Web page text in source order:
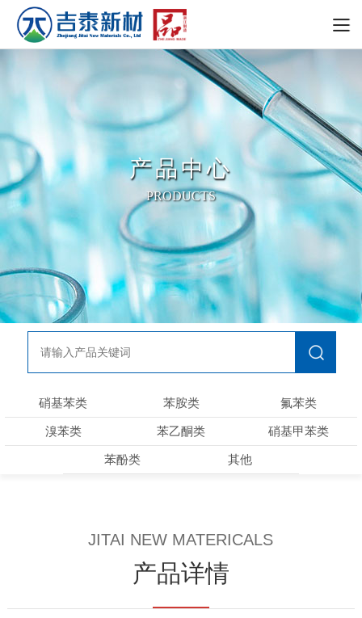
产品中心
PRODUCTS
硝基苯类 苯胺类 氟苯类
溴苯类 苯乙酮类 硝基甲苯类
苯酚类 其他
JITAI NEW MATERICALS
产品详情